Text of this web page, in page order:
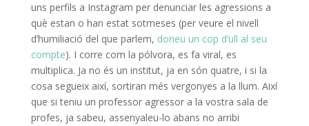
uns perfils a Instagram per denunciar les agressions a
què estan o han estat sotmeses (per veure el nivell
d’humiliació del que parlem, doneu un cop d’ull al seu
compte). I corre com la pólvora, es fa viral, es
multiplica. Ja no és un institut, ja en són quatre, i si la
cosa segueix així, sortiran més vergonyes a la llum. Així
que si teniu un professor agressor a la vostra sala de
profes, ja sabeu, assenyaleu-lo abans no arribi